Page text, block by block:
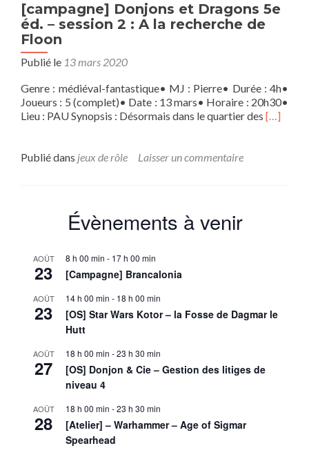
[campagne] Donjons et Dragons 5e
éd. – session 2 : A la recherche de
Floon
Publié le 13 mars 2020
Genre : médiéval-fantastique• MJ : Pierre• Durée : 4h•
Joueurs : 5 (complet)• Date : 13 mars• Horaire : 20h30•
Lieu : PAU Synopsis : Désormais dans le quartier des En
la
[…]
Publié dans jeux de rôle Laisser un commentaire
Évènements à venir
AOÛT
23
8 h 00 min - 17 h 00 min
[Campagne] Brancalonia
AOÛT
23
14 h 00 min - 18 h 00 min
[OS] Star Wars Kotor – la Fosse de Dagmar le
Hutt
AOÛT
27
18 h 00 min -23 h 30 min
[OS] Donjon & Cie – Gestion des litiges de
niveau 4
AOÛT
28
18 h 00 min -23 h 30 min
[Atelier] – Warhammer – Age of Sigmar
Spearhead